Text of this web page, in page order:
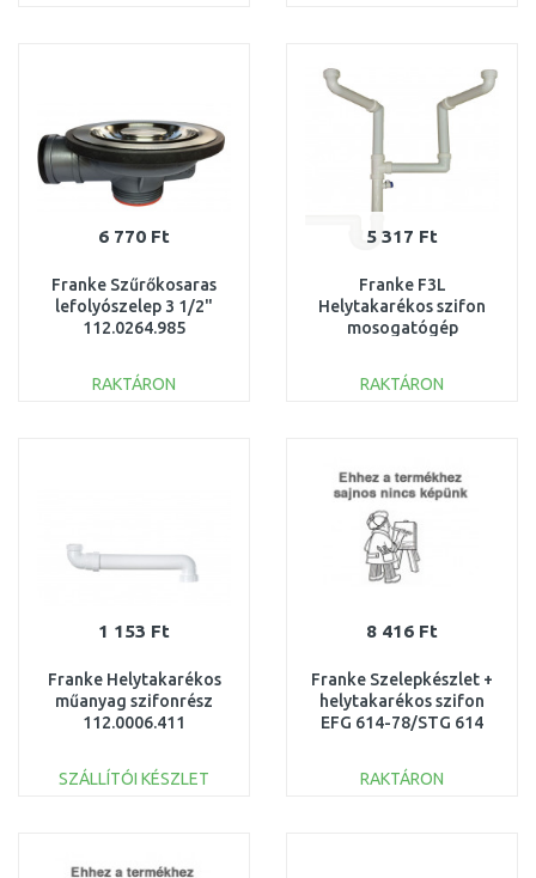
6 770 Ft
Franke Szűrőkosaras
lefolyószelep 3 1/2"
112.0264.985
RAKTÁRON
5 317 Ft
Franke F3L
Helytakarékos szifon
mosogatógép
112.0066.087
RAKTÁRON
1 153 Ft
Franke Helytakarékos
műanyag szifonrész
112.0006.411
SZÁLLÍTÓI KÉSZLET
8 416 Ft
Franke Szelepkészlet +
helytakarékos szifon
EFG 614-78/STG 614
RAKTÁRON